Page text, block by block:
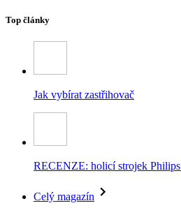
Top články
Jak vybírat zastřihovač
RECENZE: holicí strojek
Celý magazín